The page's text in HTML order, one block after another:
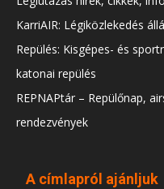
KarriAIR: Légiközlekedés
Repülés: Kisgépes- és
katonai repülés
REPNAPtár – Repülőnap,
rendezvények
A címlapról ajánljuk